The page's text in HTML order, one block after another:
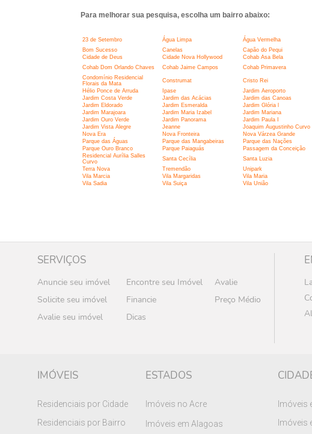
Para melhorar sua pesquisa, escolha um bairro abaixo:
23 de Setembro Água Limpa Água Vermelha
Bom Sucesso
Canelas Capão do Pequi
Cidade de Deus
Cidade Nova Hollywood Cohab Asa Bela
Cohab Dom Orlando Chaves
Cohab Jaime Campos Cohab Primavera
Condomínio Residencial
Florais da Mata
Construmat Cristo Rei
Hélio Ponce de Arruda
Ipase Jardim Aeroporto
Jardim Costa Verde
Jardim das Acácias Jardim das Canoas
Jardim Eldorado
Jardim Esmeralda Jardim Glória l
Jardim Marajoara
Jardim Maria Izabel Jardim Mariana
Jardim Ouro Verde
Jardim Panorama Jardim Paula I
Jardim Vista Alegre
Jeanne Joaquim Augustinho Curvo
Nova Era
Nova Fronteira Nova Várzea Grande
Parque das Águas
Parque das Mangabeiras Parque das Nações
Parque Ouro Branco
Parque Paiaguás Passagem da Conceição
Residencial Aurília Salles
Curvo
Santa Cecília Santa Luzia
Terra Nova
Tremendão Unipark
Vila Marcia
Vila Margaridas Vila Maria
Vila Sadia
Vila Suiça Vila União
SERVIÇOS
Anuncie seu imóvel Encontre seu Imóvel
Avalie
Solicite seu imóvel
Financie
Preço Médio
Avalie seu imóvel
Dicas
IMÓVEIS
Residenciais por Cidade
Residenciais por Bairro
ESTADOS
Imóveis no Acre
Imóveis em Alagoas
Imóveis
Imóveis